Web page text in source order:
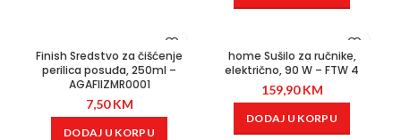
Finish Sredstvo za čišćenje
perilica posuđa, 250ml –
AGAFIIZMR0001
7,50KM
DODAJ U KORPU
home Sušilo za ručnike,
električno, 90 W – FTW 4
159,90KM
DODAJ U KORPU